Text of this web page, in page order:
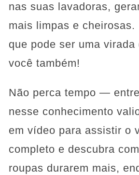
nas suas lavadoras,
mais limpas e cheirosas.
que pode ser uma
você também!
Não perca tempo —
nesse conhecimento
em vídeo para assistir o
completo e descubra
roupas durarem mais,